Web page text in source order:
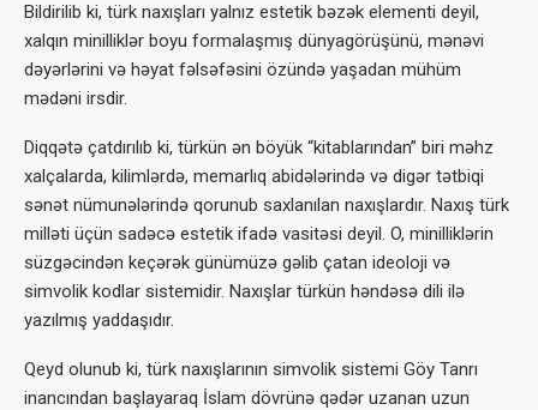
Bildirilib ki, türk naxışları yalnız estetik bəzək elementi deyil,
xalqın minilliklər boyu formalaşmış dünyagörüşünü, mənəvi
dəyərlərini və həyat fəlsəfəsini özündə yaşadan mühüm
mədəni irsdir.
Diqqətə çatdırılıb ki, türkün ən böyük “kitablarından” biri məhz
xalçalarda, kilimlərdə, memarlıq abidələrində və digər tətbiqi
sənət nümunələrində qorunub saxlanılan naxışlardır. Naxış türk
milləti üçün sadəcə estetik ifadə vasitəsi deyil. O, minilliklərin
süzgəcindən keçərək günümüzə gəlib çatan ideoloji və
simvolik kodlar sistemidir. Naxışlar türkün həndəsə dili ilə
yazılmış yaddaşıdır.
Qeyd olunub ki, türk naxışlarının simvolik sistemi Göy Tanrı
inancından başlayaraq İslam dövrünə qədər uzanan uzun